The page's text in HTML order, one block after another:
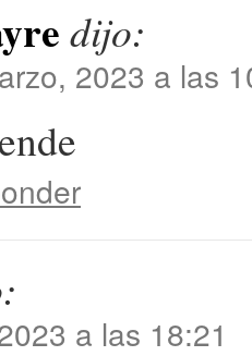
dijo:
2023 a las
a las 18:21